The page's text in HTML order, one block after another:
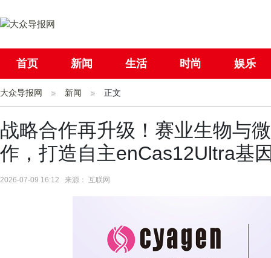
首页 新闻 生活 时尚 娱乐
社会 国际
大众导报网 新闻 正文
战略合作再升级！赛业生物与
作，打造自主enCas12Ultra基
2026-07-09 16:12 来源： 互联网